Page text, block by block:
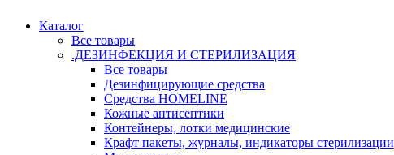
Каталог
Все товары
.ДЕЗИНФЕКЦИЯ И СТЕРИЛИЗАЦИЯ
Все товары
Дезинфицирующие средства
Средства HOMELINE
Кожные антисептики
Контейнеры, лотки медицинские
Крафт пакеты, журналы, индикаторы стерилизации